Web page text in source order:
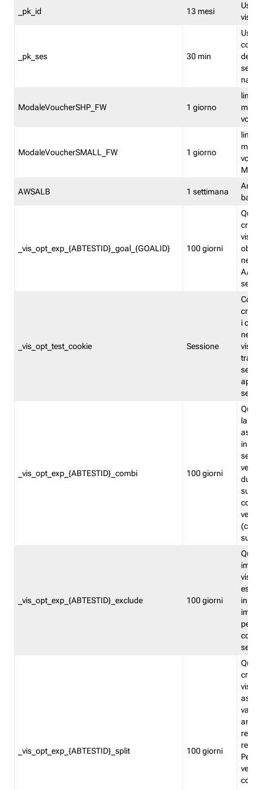
_pk_id 13 mesi
_pk_ses 30 min
ModaleVoucherSHP_FW 1 giorno
ModaleVoucherSMALL_FW 1 giorno
AWSALB 1 settimana
_vis_opt_exp_{ABTESTID}_goal_{GOALID} 100 giorni
nel
A/B.
_vis_opt_test_cookie Sessione
i
nel
_vis_opt_exp_{ABTESTID}_combi 100 giorni
la
in
_vis_opt_exp_{ABTESTID}_exclude 100 giorni
in
_vis_opt_exp_{ABTESTID}_split 100 giorni